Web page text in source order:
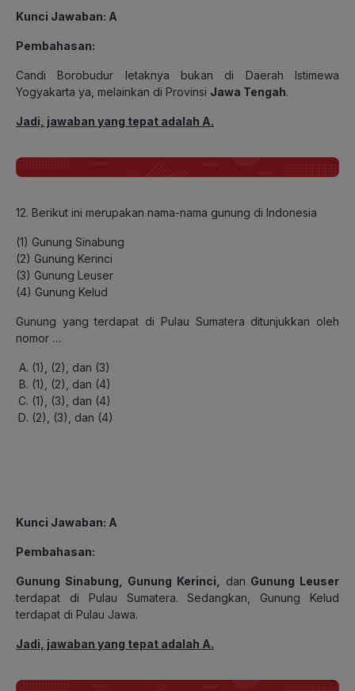
Kunci Jawaban: A
Pembahasan:
Candi Borobudur letaknya bukan di Daerah Istimewa
Yogyakarta ya, melainkan di Provinsi Jawa Tengah.
Jadi, jawaban yang tepat adalah A.
12. Berikut ini merupakan nama-nama gunung di Indonesia
(1) Gunung Sinabung
(2) Gunung Kerinci
(3) Gunung Leuser
(4) Gunung Kelud
Gunung yang terdapat di Pulau Sumatera ditunjukkan oleh
nomor …
(1), (2), dan (3)
(1), (2), dan (4)
(1), (3), dan (4)
(2), (3), dan (4)
Kunci Jawaban: A
Pembahasan:
Gunung Sinabung, Gunung Kerinci, dan Gunung Leuser
terdapat di Pulau Sumatera. Sedangkan, Gunung Kelud
terdapat di Pulau Jawa.
Jadi, jawaban yang tepat adalah A.